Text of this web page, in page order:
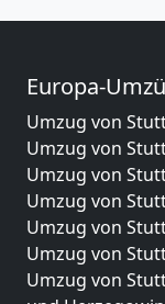
Europa-
Umzug von
Umzug von
Umzug von
Umzug von
Umzug von
Umzug von
Umzug von